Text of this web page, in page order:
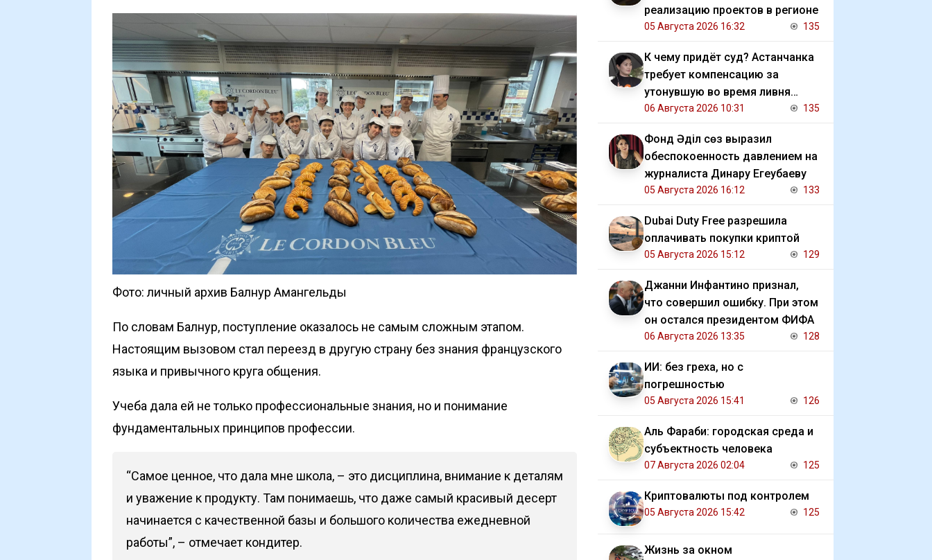
Фото: личный архив Балнур Амангельды
По словам Балнур, поступление оказалось не самым сложным этапом.
Настоящим вызовом стал переезд в другую страну без знания французского
языка и привычного круга общения.
Учеба дала ей не только профессиональные знания, но и понимание
фундаментальных принципов профессии.
“Самое ценное, что дала мне школа, – это дисциплина, внимание к деталям
и уважение к продукту. Там понимаешь, что даже самый красивый десерт
начинается с качественной базы и большого количества ежедневной
работы”, – отмечает кондитер.
реализацию проектов в регионе
05 Августа 2026 16:32 135
К чему придёт суд? Астанчанка
требует компенсацию за
утонувшую во время ливня
иномарку
06 Августа 2026 10:31 135
Фонд Әділ сөз выразил
обеспокоенность давлением на
журналиста Динару Егеубаеву
05 Августа 2026 16:12 133
Dubai Duty Free разрешила
оплачивать покупки криптой
05 Августа 2026 15:12 129
Джанни Инфантино признал,
что совершил ошибку. При этом
он остался президентом ФИФА
06 Августа 2026 13:35 128
ИИ: без греха, но с
погрешностью
05 Августа 2026 15:41 126
Аль Фараби: городская среда и
субъектность человека
07 Августа 2026 02:04 125
Криптовалюты под контролем
05 Августа 2026 15:42 125
Жизнь за окном